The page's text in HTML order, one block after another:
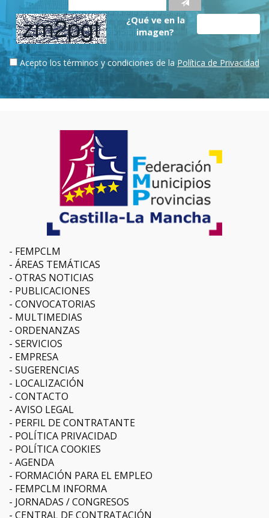
¿Qué ve en la
imagen?
Acepto los términos y condiciones de la Política de Privacidad
FEMPCLM
ÁREAS TEMÁTICAS
OTRAS NOTICIAS
PUBLICACIONES
CONVOCATORIAS
MULTIMEDIAS
ORDENANZAS
SERVICIOS
EMPRESA
SUGERENCIAS
LOCALIZACIÓN
CONTACTO
AVISO LEGAL
PERFIL DE CONTRATANTE
POLÍTICA PRIVACIDAD
POLÍTICA COOKIES
AGENDA
FORMACIÓN PARA EL EMPLEO
FEMPCLM INFORMA
JORNADAS / CONGRESOS
CENTRAL DE CONTRATACIÓN